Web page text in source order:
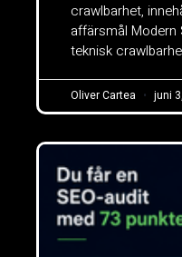
crawlbarhet,
affärsmål Modern
teknisk
Oliver Cartea juni